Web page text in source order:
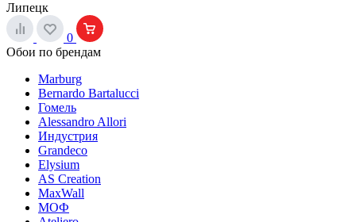
Липецк
0
Обои по брендам
Marburg
Bernardo Bartalucci
Гомель
Alessandro Allori
Индустрия
Grandeco
Elysium
AS Creation
MaxWall
МОФ